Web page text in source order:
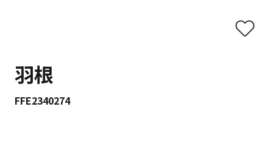
羽根
FFE2340274